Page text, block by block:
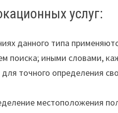
услуг:
данного типа
поиска; иными словами,
точного определения
местоположения